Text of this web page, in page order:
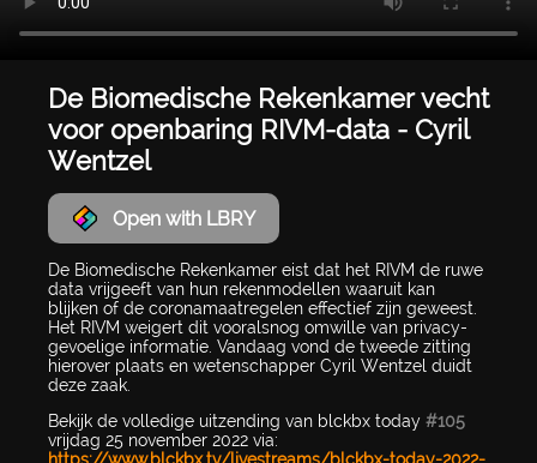
De Biomedische Rekenkamer vecht
voor openbaring RIVM-data - Cyril
Wentzel
Open with LBRY
De Biomedische Rekenkamer eist dat het RIVM de ruwe
data vrijgeeft van hun rekenmodellen waaruit kan
blijken of de coronamaatregelen effectief zijn geweest.
Het RIVM weigert dit vooralsnog omwille van privacy-
gevoelige informatie. Vandaag vond de tweede zitting
hierover plaats en wetenschapper Cyril Wentzel duidt
deze zaak.
Bekijk de volledige uitzending van blckbx today #105
vrijdag 25 november 2022 via: